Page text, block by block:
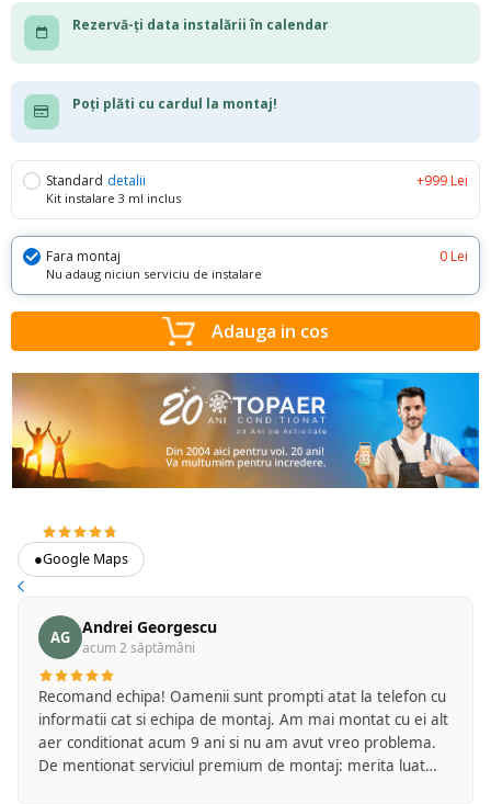
Rezervă-ți data instalării în calendar
Poți plăti cu cardul la montaj!
Standard detalii +999 Lei
Kit instalare 3 ml inclus
Fara montaj 0 Lei
Nu adaug niciun serviciu de instalare
Adauga in cos
●Google Maps
AG Andrei Georgescu
acum 2 săptămâni
Recomand echipa! Oamenii sunt prompti atat la telefon cu
informatii cat si echipa de montaj. Am mai montat cu ei alt
aer conditionat acum 9 ani si nu am avut vreo problema.
De mentionat serviciul premium de montaj: merita luat